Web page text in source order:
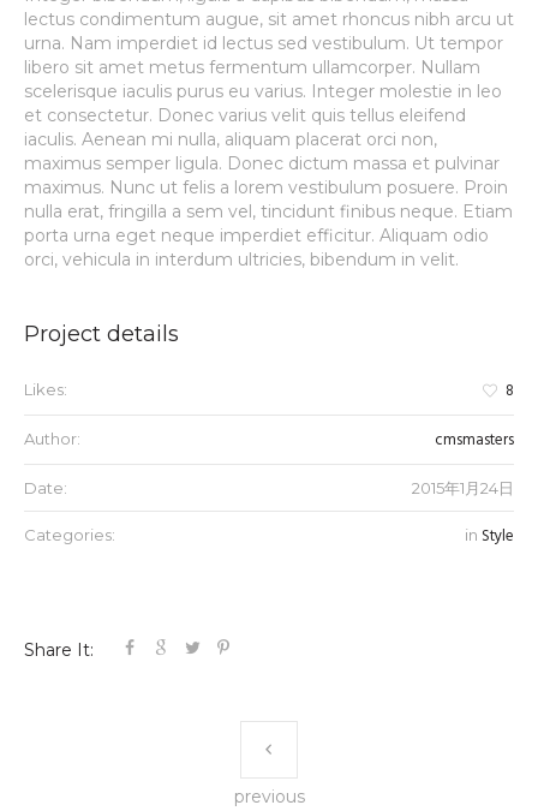
lectus condimentum augue, sit amet rhoncus nibh arcu ut
urna. Nam imperdiet id lectus sed vestibulum. Ut tempor
libero sit amet metus fermentum ullamcorper. Nullam
scelerisque iaculis purus eu varius. Integer molestie in leo
et consectetur. Donec varius velit quis tellus eleifend
iaculis. Aenean mi nulla, aliquam placerat orci non,
maximus semper ligula. Donec dictum massa et pulvinar
maximus. Nunc ut felis a lorem vestibulum posuere. Proin
nulla erat, fringilla a sem vel, tincidunt finibus neque. Etiam
porta urna eget neque imperdiet efficitur. Aliquam odio
orci, vehicula in interdum ultricies, bibendum in velit.
Project details
Likes: 8
Author: cmsmasters
Date: 2015年1月24日
Categories: in Style
Share It:
previous